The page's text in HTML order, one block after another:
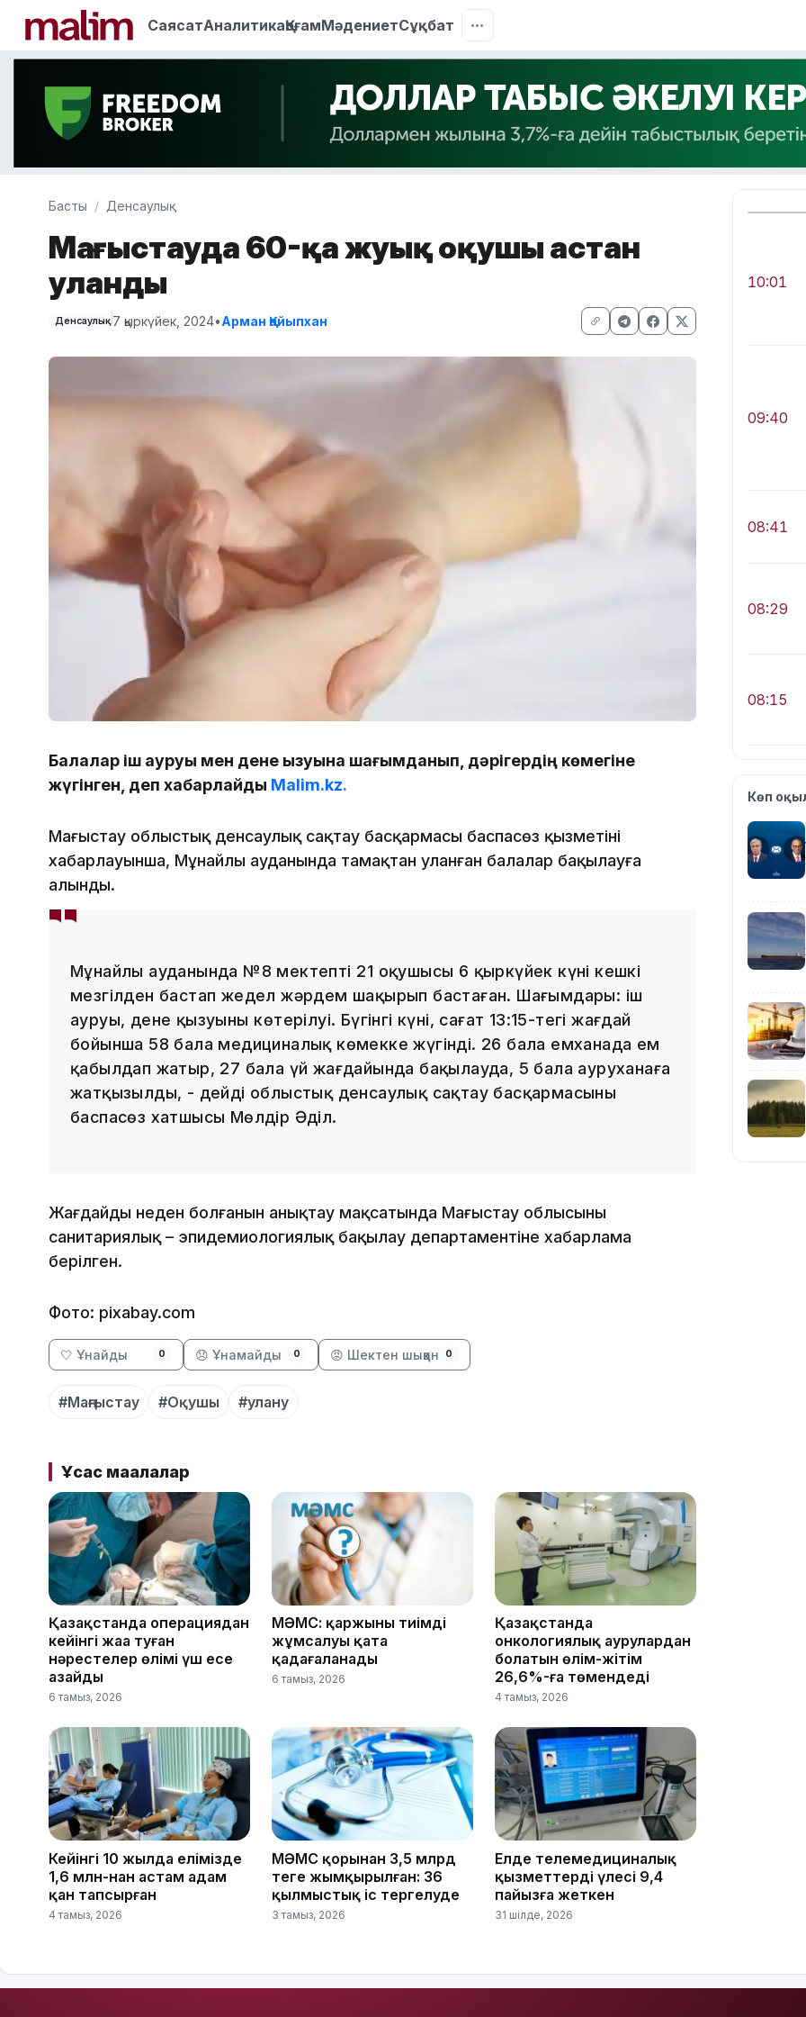
СаясатАналитикаҚоғамМәдениетСұқбат
Басты Денсаулық
Маңғыстауда 60-қа жуық оқушы астан
уланды
Денсаулық 7 қыркүйек, 2024•Арман Қайыпхан
Балалар іш ауруы мен дене қызуына шағымданып, дәрігердің көмегіне
жүгінген, деп хабарлайды Malim.kz.
Маңғыстау облыстық денсаулық сақтау басқармасы баспасөз қызметінің
хабарлауынша, Мұнайлы ауданында тамақтан уланған балалар бақылауға
алынды.
Мұнайлы ауданында №8 мектептің 21 оқушысы 6 қыркүйек күні кешкі
мезгілден бастап жедел жәрдем шақырып бастаған. Шағымдары: іш
ауруы, дене қызуының көтерілуі. Бүгінгі күні, сағат 13:15-тегі жағдай
бойынша 58 бала медициналық көмекке жүгінді. 26 бала емханада ем
қабылдап жатыр, 27 бала үй жағдайында бақылауда, 5 бала ауруханаға
жатқызылды, - дейді облыстық денсаулық сақтау басқармасының
баспасөз хатшысы Мөлдір Әділ.
Жағдайдың неден болғанын анықтау мақсатында Маңғыстау облысының
санитариялық – эпидемиологиялық бақылау департаментіне хабарлама
берілген.
Фото: pixabay.com
🤍 Ұнайды 0 😞 Ұнамайды 0 😡 Шектен шыққан 0
#Маңғыстау #Оқушы #улану
Ұқсас мақалалар
Қазақстанда операциядан
кейінгі жаңа туған
нәрестелер өлімі үш есе
азайды
6 тамыз, 2026
МӘМС: қаржының тиімді
жұмсалуы қатаң
қадағаланады
6 тамыз, 2026
Қазақстанда
онкологиялық аурулардан
болатын өлім-жітім
26,6%-ға төмендеді
4 тамыз, 2026
Кейінгі 10 жылда елімізде
1,6 млн-нан астам адам
қан тапсырған
4 тамыз, 2026
МӘМС қорынан 3,5 млрд
теңге жымқырылған: 36
қылмыстық іс тергелуде
3 тамыз, 2026
Елде телемедициналық
қызметтердің үлесі 9,4
пайызға жеткен
31 шілде, 2026
10:01
09:40
08:41
08:29
08:15
23:12
22:12
21:05
Көп